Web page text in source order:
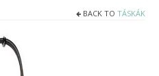
BACK TO TÁSKÁK